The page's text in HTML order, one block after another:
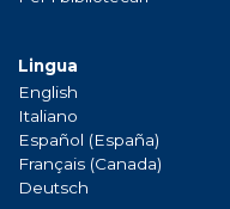
Lingua
English
Italiano
Español (España)
Français (Canada)
Deutsch